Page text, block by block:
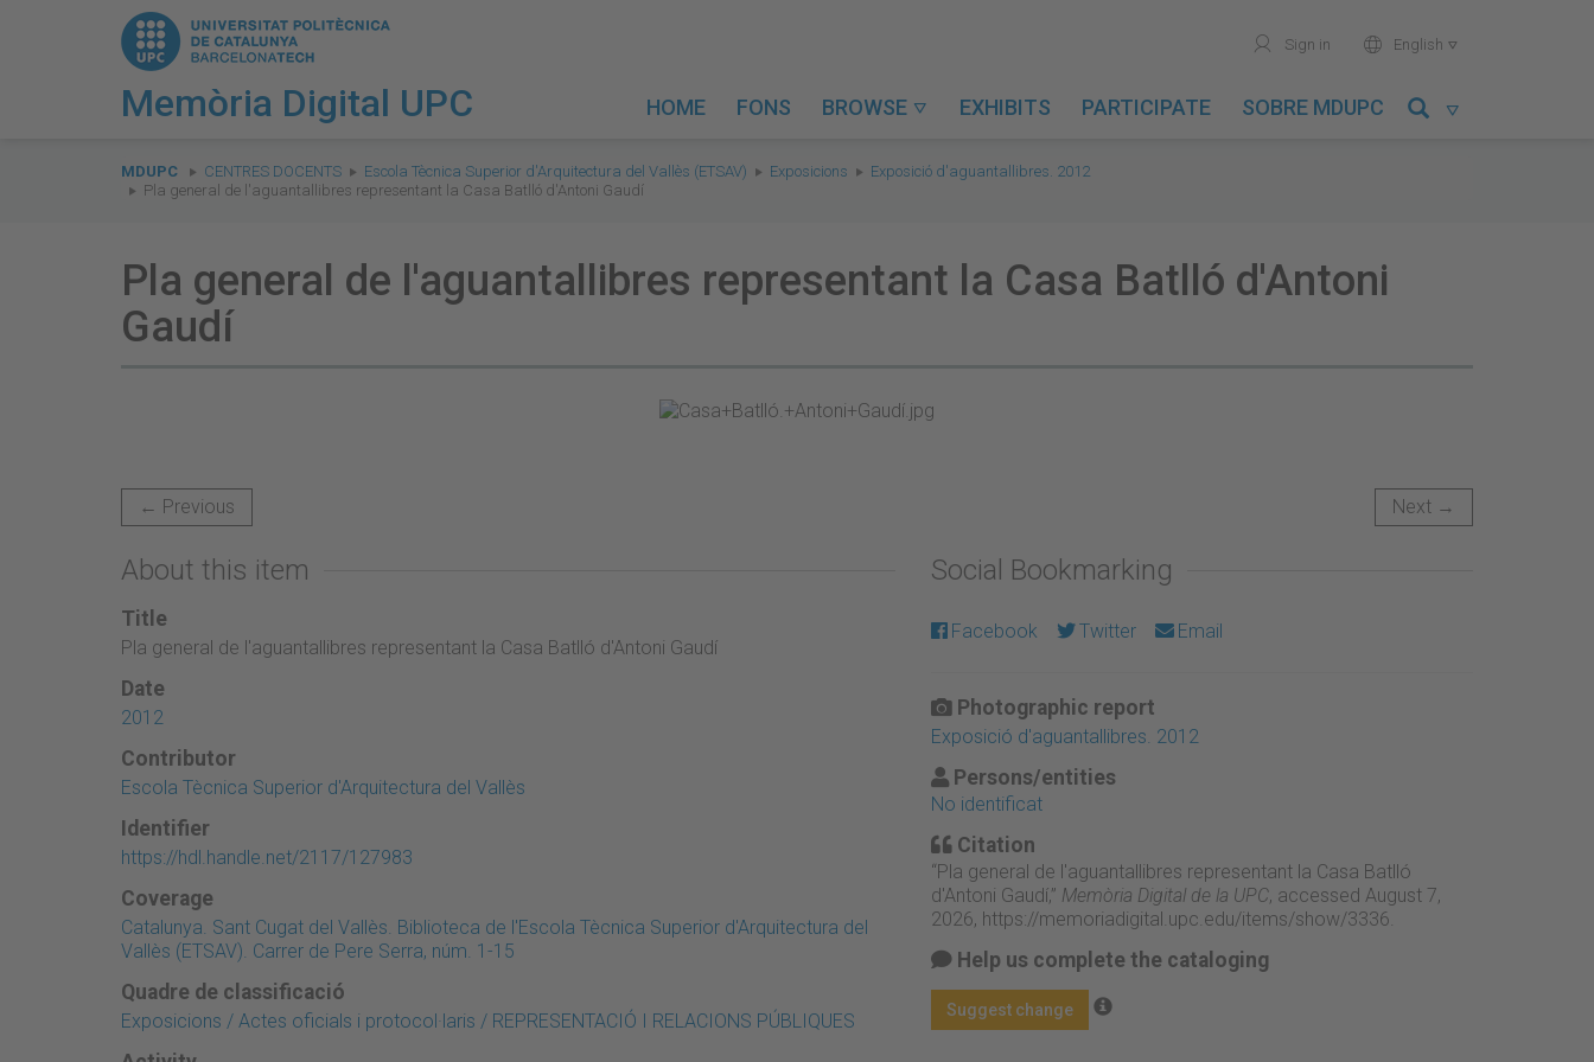
Memòria Digital UPC
user Sign in world English 
HOME FONS BROWSE  EXHIBITS PARTICIPATE SOBRE MDUPC 
are
here:
MDUPC CENTRES DOCENTS Escola Tècnica Superior d'Arquitectura del Vallès (ETSAV) Exposicions
Exposició d'aguantallibres. 2012
Pla general de l'aguantallibres representant la Casa Batlló d'Antoni Gaudí
Pla general de l'aguantallibres representant la Casa Batlló d'Antoni
Gaudí
← Previous Next →
About this item
Title
Pla general de l'aguantallibres representant la Casa Batlló d'Antoni Gaudí
Date
2012
Contributor
Escola Tècnica Superior d'Arquitectura del Vallès
Identifier
https://hdl.handle.net/2117/127983
Coverage
Catalunya. Sant Cugat del Vallès. Biblioteca de l'Escola Tècnica Superior d'Arquitectura del
Vallès (ETSAV). Carrer de Pere Serra, núm. 1-15
Quadre de classificació
Exposicions / Actes oficials i protocol·laris / REPRESENTACIÓ I RELACIONS PÚBLIQUES
Social Bookmarking
Facebook Twitter Email
Photographic report
Exposició d'aguantallibres. 2012
Persons/entities
No identificat
Citation
“Pla general de l'aguantallibres representant la Casa Batlló
d'Antoni Gaudí,” Memòria Digital de la UPC, accessed August 7,
2026, https://memoriadigital.upc.edu/items/show/3336
Help us complete the cataloging
Suggest change